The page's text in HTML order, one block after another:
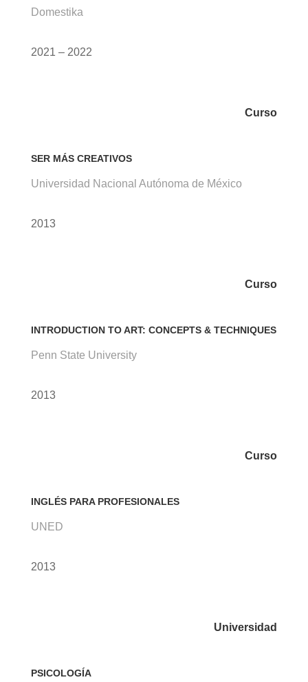
Domestika
2021 – 2022
Curso
SER MÁS CREATIVOS
Universidad Nacional Autónoma de México
2013
Curso
INTRODUCTION TO ART: CONCEPTS & TECHNIQUES
Penn State University
2013
Curso
INGLÉS PARA PROFESIONALES
UNED
2013
Universidad
PSICOLOGÍA